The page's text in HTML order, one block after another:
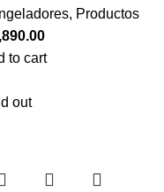
, Productos
to cart
out